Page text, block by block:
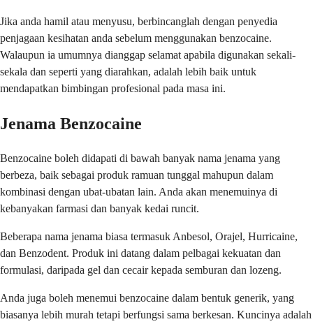
Jika anda hamil atau menyusu, berbincanglah dengan penyedia
penjagaan kesihatan anda sebelum menggunakan benzocaine.
Walaupun ia umumnya dianggap selamat apabila digunakan sekali-
sekala dan seperti yang diarahkan, adalah lebih baik untuk
mendapatkan bimbingan profesional pada masa ini.
Jenama Benzocaine
Benzocaine boleh didapati di bawah banyak nama jenama yang
berbeza, baik sebagai produk ramuan tunggal mahupun dalam
kombinasi dengan ubat-ubatan lain. Anda akan menemuinya di
kebanyakan farmasi dan banyak kedai runcit.
Beberapa nama jenama biasa termasuk Anbesol, Orajel, Hurricaine,
dan Benzodent. Produk ini datang dalam pelbagai kekuatan dan
formulasi, daripada gel dan cecair kepada semburan dan lozeng.
Anda juga boleh menemui benzocaine dalam bentuk generik, yang
biasanya lebih murah tetapi berfungsi sama berkesan. Kuncinya adalah